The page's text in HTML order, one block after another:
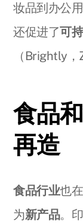
妆品到办公
还促进了可
（Brightly，
食品
再造
食品行业也
为新产品。